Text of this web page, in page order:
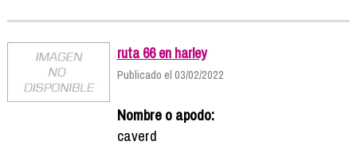
ruta 66 en harley
Publicado el 03/02/2022
Nombre o apodo:
caverd